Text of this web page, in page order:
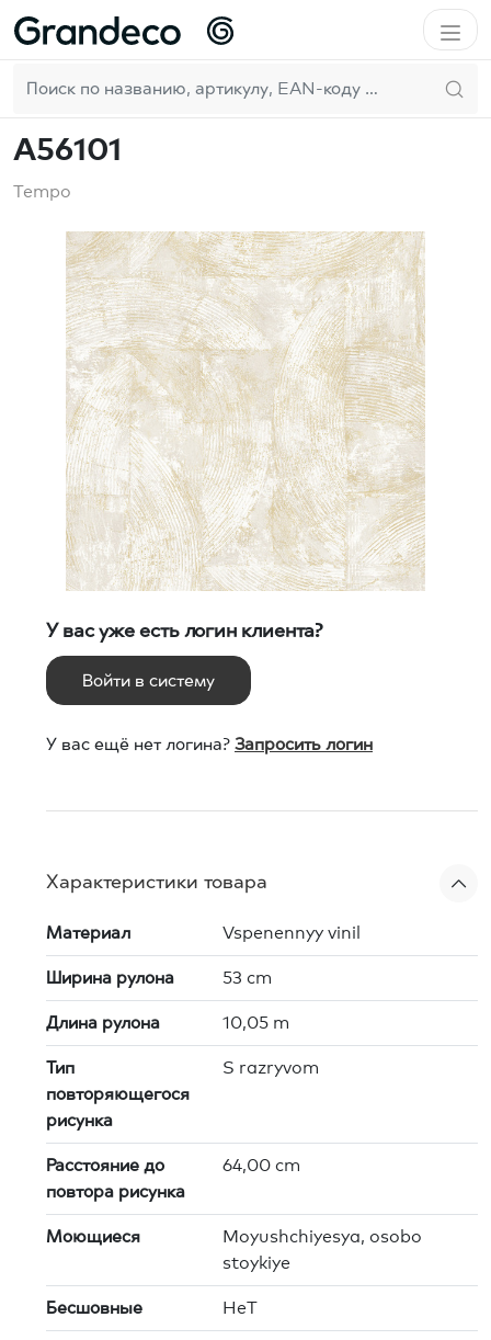
Домой Vertical Art Tempo
A56101
Tempo
У вас уже есть логин клиента?
Войти в систему
У вас ещё нет логина? Запросить логин
Характеристики товара
Материал Vspenennyy vinil
Ширина рулона 53 cm
Длина рулона 10,05 m
Тип
повторяющегося
рисунка
S razryvom
Расстояние до
повтора рисунка
64,00 cm
Моющиеся
Moyushchiyesya, osobo
stoykiye
Бесшовные HeT